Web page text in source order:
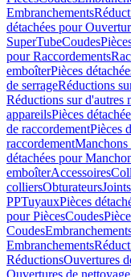
Embranchements
détachées pour
SuperTubeCoudes
pour Raccordements
emboîterPièces
de serrageRéductions
Réductions sur d'autres
appareilsPièces
de raccordementPièces
raccordementManchons
détachées pour
emboîterAccessoires
colliersObturateursJoints
PPTuyauxPièces
pour PiècesCoudes
Coudes
Embranchements
RéductionsOuvertures
Ouvertures de nettoyage